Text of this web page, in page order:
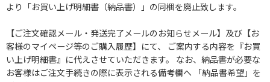
より「お買い上げ明細書（納品書）」の同梱を廃止致します。
【ご注文確認メール・発送完了メールのお知らせメール】及び【お
客様のマイページ等のご購入履歴】にて、 ご案内する内容を『お買
い上げ明細書』に代えさせていただきます。 なお、納品書が必要な
お客様はご注文手続きの際に表示される備考欄へ 「納品書希望」を